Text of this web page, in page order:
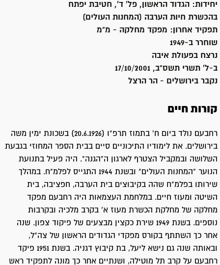
יחידות: הגדוד הראשון, פל' ד', חטיבת יפתח
בהכשרת חיות הערבה (המחנות העולים)
תפקיד אחרון: מפקד מחלקה - מ"מ
שוחרר ב-1949
נרצח בפעולת איבה
ב-ל' תשרי תשס"ב, 17/10/2001
נקבר בירושלים - הר הרצל
קורות חיים
רחבעם נולד ביום ח' בתמוז תרפ"ו (20.6.1926) בשכונת ימין משה
בירושלים. את לימודיו התיכוניים סיים בבית הספר המחוזי בגבעת
השלושה ובמקביל הצטרף לארגון ה"הגנה". היה פעיל בתנועת
הנוער "המחנות העולים" ובשנת 1944 התגייס לפלמ"ח. במהלך
שירותו בפלמ"ח שהה בקיבוצים בית הערבה, חפציבה, בית
השיטה ומעוז חיים. במלחמת העצמאות היה רחבעם מפקד
מחלקה של מחלקת הכשרת מעוז א' בקרב מלכיה ובקרבות
נוספים. בשנת 1949 שירת כקצין מבצעים של פיקוד צפון. שנה
אחר כך השתתף בקורס מפקדי הגדודים הראשון של צה"ל,
ובאותה שנה גם נישא ליעל, בת קיבוץ דגניה. בשנת 1951 פיקד
רחבעם על קרב תל מוטילה, ושנתיים אחר כך מונה לתפקיד ראש